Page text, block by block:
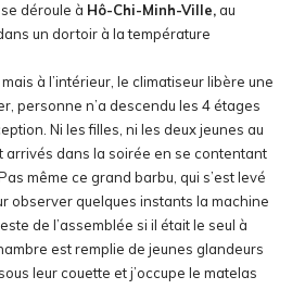
déroule à Hô-Chi-Minh-Ville, au
un dortoir à la température
à l’intérieur, le climatiseur libère une
personne n’a descendu les 4 étages
Ni les filles, ni les deux jeunes au
arrivés dans la soirée en se contentant
même ce grand barbu, qui s’est levé
observer quelques instants la machine
de l’assemblée si il était le seul à
est remplie de jeunes glandeurs
leur couette et j’occupe le matelas